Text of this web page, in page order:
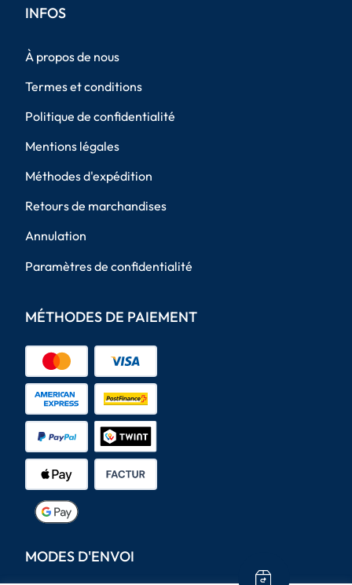
INFOS
À propos de nous
Termes et conditions
Politique de confidentialité
Mentions légales
Méthodes d'expédition
Retours de marchandises
Annulation
Paramètres de confidentialité
MÉTHODES DE PAIEMENT
MODES D'ENVOI